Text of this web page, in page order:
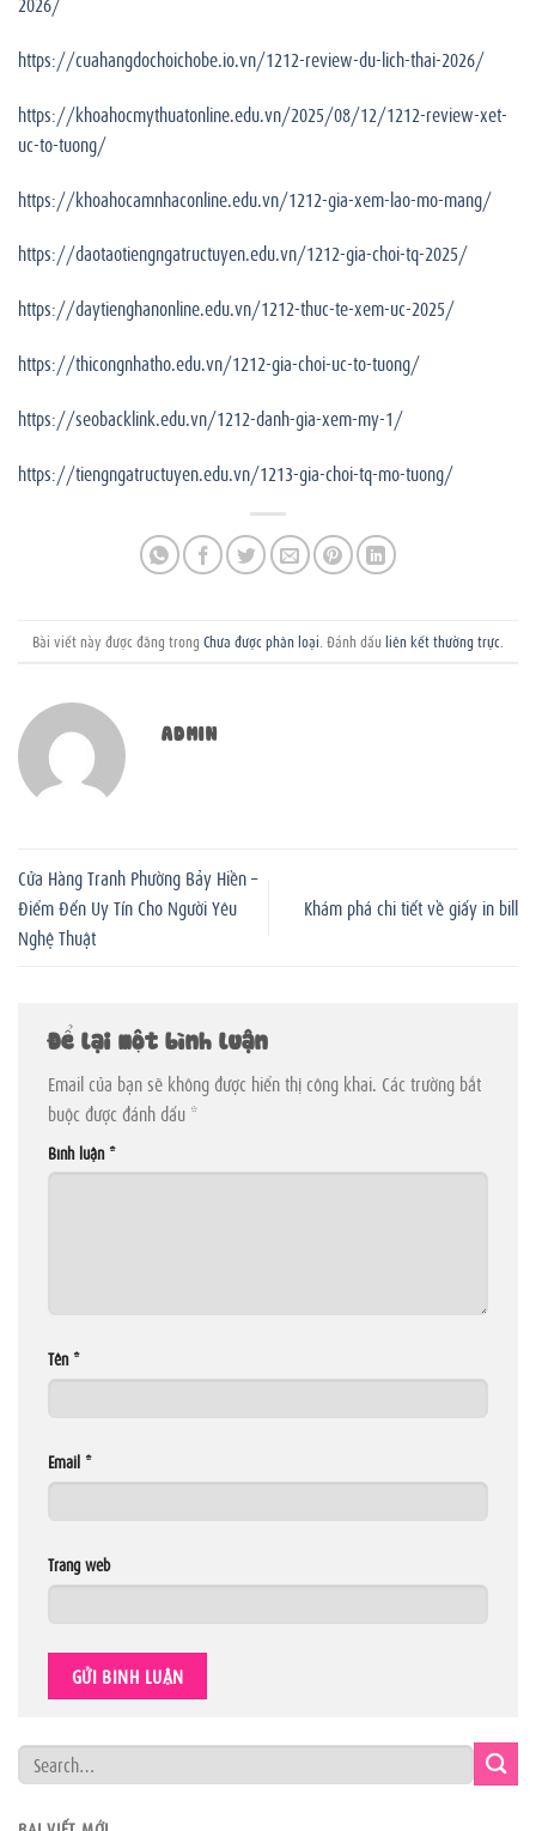
https://cuahangdochoichobe.io.vn/1212-review-du-lich-thai-2026/
https://khoahocmythuatonline.edu.vn/2025/08/12/1212-review-xet-
uc-to-tuong/
https://khoahocamnhaconline.edu.vn/1212-gia-xem-lao-mo-mang/
https://daotaotiengngatructuyen.edu.vn/1212-gia-choi-tq-2025/
https://daytienghanonline.edu.vn/1212-thuc-te-xem-uc-2025/
https://thicongnhatho.edu.vn/1212-gia-choi-uc-to-tuong/
https://seobacklink.edu.vn/1212-danh-gia-xem-my-1/
https://tiengngatructuyen.edu.vn/1213-gia-choi-tq-mo-tuong/
Bài viết này được đăng trong Chưa được phân loại . Đánh dấu liên kết thường trực
ADMIN
Cửa Hàng Tranh Phường Bảy Hiền –
Điểm Đến Uy Tín Cho Người Yêu
Nghệ Thuật
Khám phá chi tiết về giấy in bill
Để lại một bình luận
Email của bạn sẽ không được hiển thị công khai. Các trường bắt
buộc được đánh dấu *
Bình luận *
Tên *
Email *
Trang web